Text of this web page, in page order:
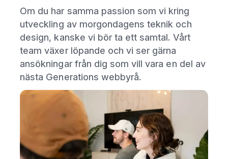
Om du har samma passion som vi kring
utveckling av morgondagens teknik och
design, kanske vi bör ta ett samtal. Vårt
team växer löpande och vi ser gärna
ansökningar från dig som vill vara en del av
nästa Generations webbyrå.